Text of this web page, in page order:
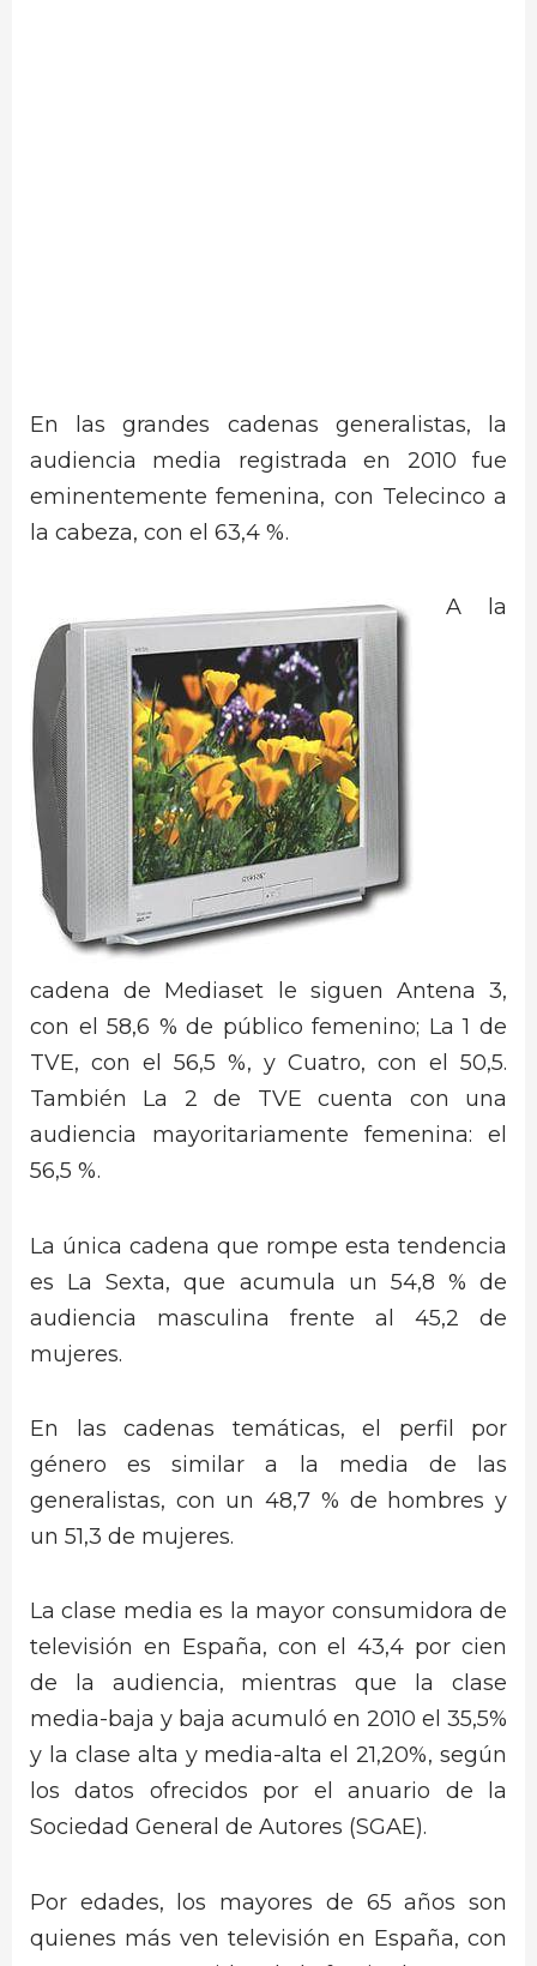
En las grandes cadenas generalistas, la
audiencia media registrada en 2010 fue
eminentemente femenina, con Telecinco a
la cabeza, con el 63,4 %.
A la
cadena de Mediaset le siguen Antena 3,
con el 58,6 % de público femenino; La 1 de
TVE, con el 56,5 %, y Cuatro, con el 50,5.
También La 2 de TVE cuenta con una
audiencia mayoritariamente femenina: el
56,5 %.
La única cadena que rompe esta tendencia
es La Sexta, que acumula un 54,8 % de
audiencia masculina frente al 45,2 de
mujeres.
En las cadenas temáticas, el perfil por
género es similar a la media de las
generalistas, con un 48,7 % de hombres y
un 51,3 de mujeres.
La clase media es la mayor consumidora de
televisión en España, con el 43,4 por cien
de la audiencia, mientras que la clase
media-baja y baja acumuló en 2010 el 35,5%
y la clase alta y media-alta el 21,20%, según
los datos ofrecidos por el anuario de la
Sociedad General de Autores (SGAE).
Por edades, los mayores de 65 años son
quienes más ven televisión en España, con